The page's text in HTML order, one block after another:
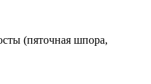
(пяточная шпора,